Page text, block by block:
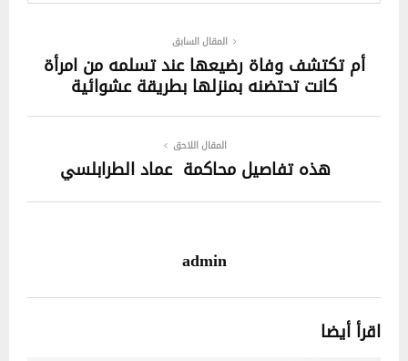
المقال السابق
أم تكتشف وفاة رضيعها عند تسلمه من امرأة
كانت تحتضنه بمنزلها بطريقة عشوائية‎‎
المقال اللاحق
هذه تفاصيل محاكمة عماد الطرابلسي
admin
اقرأ أيضا